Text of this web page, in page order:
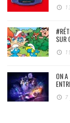
SUR
ON